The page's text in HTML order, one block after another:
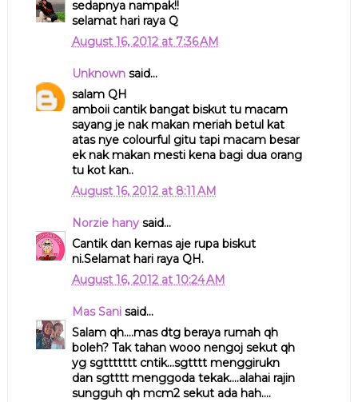
sedapnya nampak!!
selamat hari raya Q
August 16, 2012 at 7:36 AM
Unknownsaid...
salam QH
amboii cantik bangat biskut tu macam
sayang je nak makan meriah betul kat
atas nye colourful gitu tapi macam besar
ek nak makan mesti kena bagi dua orang
tu kot kan..
August 16, 2012 at 8:11 AM
Norzie hanysaid...
Cantik dan kemas aje rupa biskut
ni.Selamat hari raya QH.
August 16, 2012 at 10:24 AM
Mas Sanisaid...
Salam qh....mas dtg beraya rumah qh
boleh? Tak tahan wooo nengoj sekut qh
yg sgttttttt cntik...sgtttt menggirukn
dan sgtttt menggoda tekak....alahai rajin
sungguh qh mcm2 sekut ada hah....